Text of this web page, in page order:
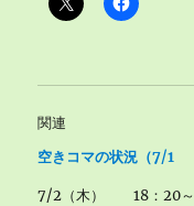
関連
空きコマの状況（7/1
7/2（木） 18：20～